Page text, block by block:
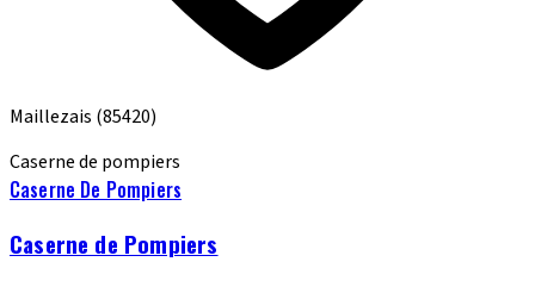
Maillezais (85420)
Caserne de pompiers
Caserne De Pompiers
Caserne de Pompiers